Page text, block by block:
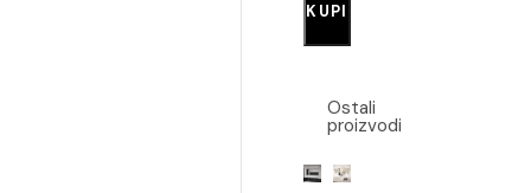
KUPI
Ostali
proizvodi